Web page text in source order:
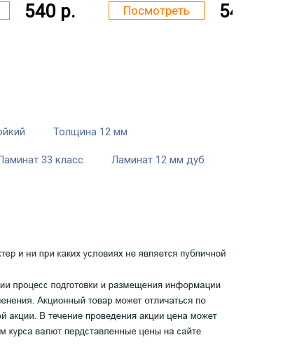
540 р. Посмотреть 540 р.
Толщина 12 мм
33 класс Ламинат 12 мм дуб